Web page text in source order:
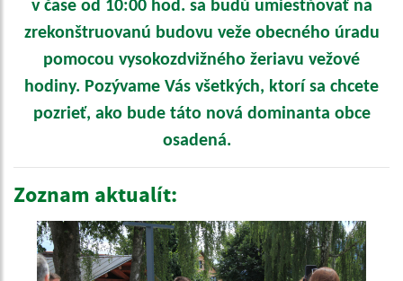
v čase od 10:00 hod. sa budú umiestňovať na
zrekonštruovanú budovu veže obecného úradu
pomocou vysokozdvižného žeriavu vežové
hodiny. Pozývame Vás všetkých, ktorí sa chcete
pozrieť, ako bude táto nová dominanta obce
osadená.
Zoznam aktualít: